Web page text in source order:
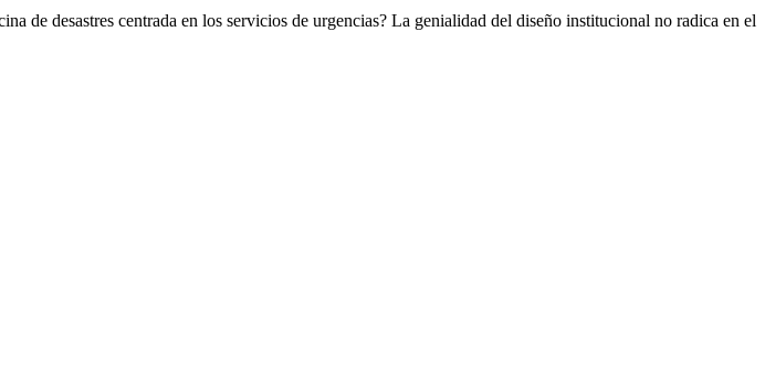
de desastres centrada en los servicios de urgencias? La genialidad del diseño institucional no radica en el